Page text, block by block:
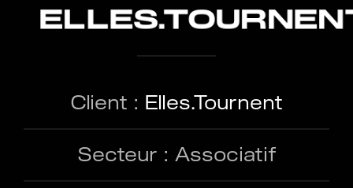
Client : Elles.Tournent
Secteur : Associatif